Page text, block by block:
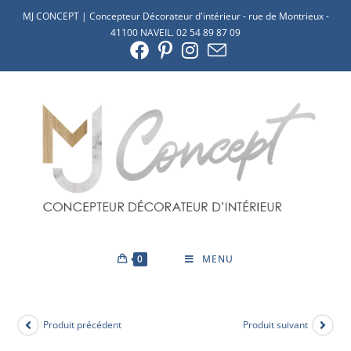
MJ CONCEPT | Concepteur Décorateur d'intérieur - rue de Montrieux -
41100 NAVEIL. 02 54 89 87 09
0 MENU
Produit précédent Produit suivant